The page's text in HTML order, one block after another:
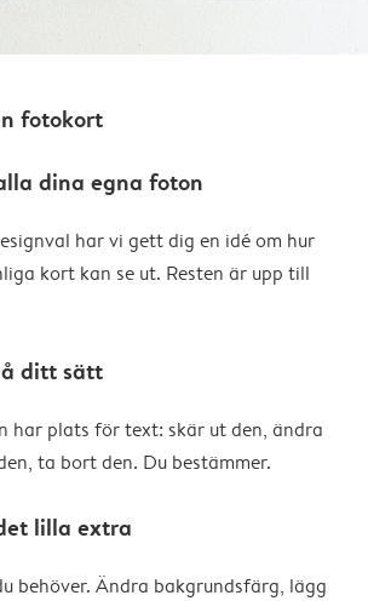
fotokort
dina egna foton
har vi gett dig en idé om hur
kort kan se ut. Resten är upp till
ditt sätt
har plats för text: skär ut den, ändra
ta bort den. Du bestämmer.
lilla extra
behöver. Ändra bakgrundsfärg, lägg